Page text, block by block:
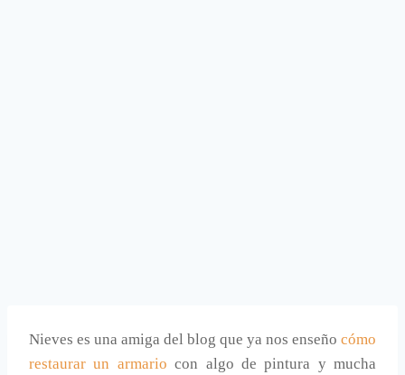
Nieves es una amiga del blog que ya nos enseño cómo
restaurar un armario con algo de pintura y mucha